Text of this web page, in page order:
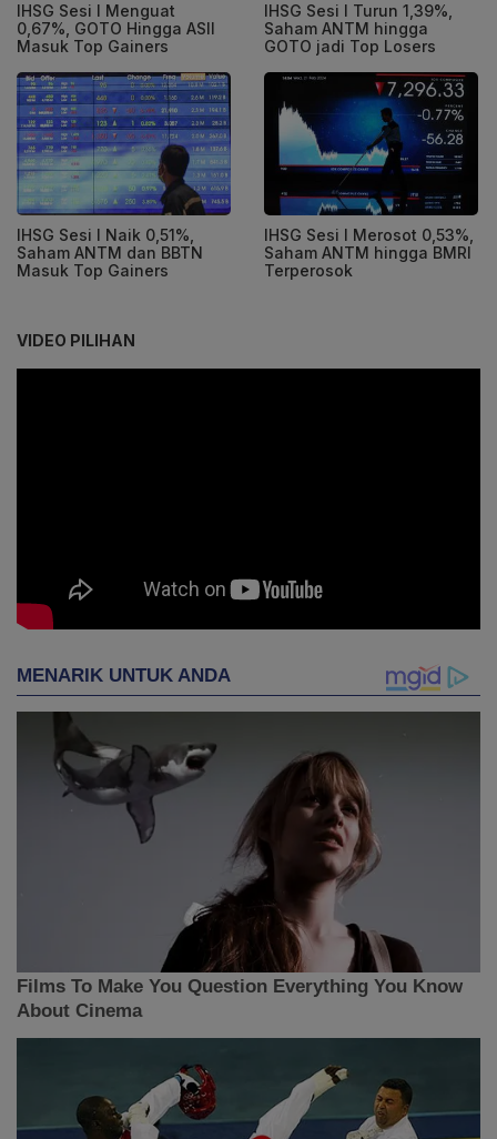
IHSG Sesi I Menguat
0,67%, GOTO Hingga ASII
Masuk Top Gainers
IHSG Sesi I Turun 1,39%,
Saham ANTM hingga
GOTO jadi Top Losers
IHSG Sesi I Naik 0,51%,
Saham ANTM dan BBTN
Masuk Top Gainers
IHSG Sesi I Merosot 0,53%,
Saham ANTM hingga BMRI
Terperosok
VIDEO PILIHAN